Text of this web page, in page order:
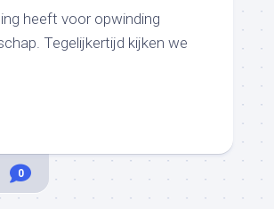
heeft voor opwinding
Tegelijkertijd kijken we
0